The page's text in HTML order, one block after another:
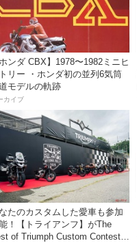
ホンダ CBX】1978〜1982ミニヒ
リー ・ホンダ初の並列6気筒
モデルの軌跡
カイブ
たのカスタムした愛車も参加
！【トライアンフ】がThe
of Triumph Custom Contestを